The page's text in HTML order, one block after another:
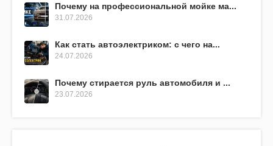
Почему на профессиональной мойке ма...
31.07.2026
Как стать автоэлектриком: с чего на...
24.07.2026
Почему стирается руль автомобиля и ...
23.07.2026